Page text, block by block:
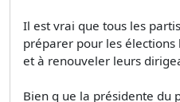
Il est vrai que tous les
préparer pour les
et à renouveler leurs
Bien q ue la présidente du